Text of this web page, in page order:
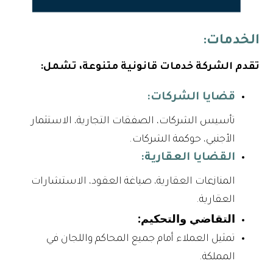
الخدمات:
تقدم الشركة خدمات قانونية متنوعة، تشمل:
قضايا الشركات:
تأسيس الشركات، الصفقات التجارية، الاستثمار
الأجنبي، حوكمة الشركات.
القضايا العقارية:
المنازعات العقارية، صياغة العقود، الاستشارات
العقارية.
التقاضي والتحكيم:
تمثيل العملاء أمام جميع المحاكم واللجان في
المملكة.